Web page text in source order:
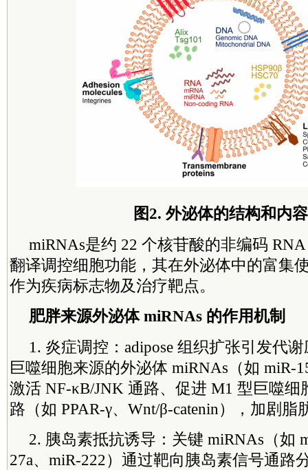
图2. 外泌体的结构和内
miRNAs是约 22 个核苷酸的非编码
翻译调控细胞功能，其在外泌体中的富集
作为疾病标志物及治疗靶点。
肥胖来源外泌体 miRNAs 的作用机制
1. 炎症调控：adipose 组织扩张引发代
巨噬细胞来源的外泌体 miRNAs（如 miR-
激活 NF-κB/JNK 通路、促进 M1 型巨噬细
路（如 PPAR-γ、Wnt/β-catenin），加剧脂
2. 胰岛素抵抗诱导：关键 miRNAs（如
27a、miR-222）通过靶向胰岛素信号通路